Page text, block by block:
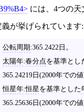
には、4つの天
義が挙げられています:
公転周期:365.2422日。
太陽年:春分点を基準とし
365.24219日(2000年での値)
恒星年:恒星を基準とした
365.25636日(2000年での値)